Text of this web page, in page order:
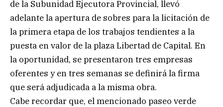
de la Subunidad Ejecutora Provincial, llevó
adelante la apertura de sobres para la licitación de
la primera etapa de los trabajos tendientes a la
puesta en valor de la plaza Libertad de Capital. En
la oportunidad, se presentaron tres empresas
oferentes y en tres semanas se definirá la firma
que será adjudicada a la misma obra.
Cabe recordar que, el mencionado paseo verde